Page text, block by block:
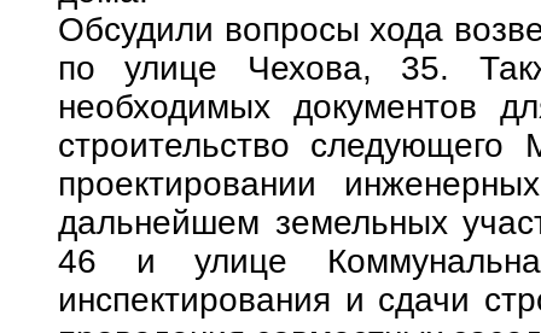
Обсудили вопросы хода
по улице Чехова, 35.
необходимых документов
строительство
проектировании
дальнейшем земельных
46 и улице
инспектирования и сдачи